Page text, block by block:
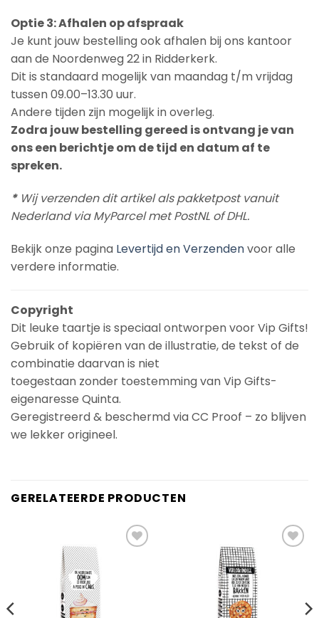
Optie 3: Afhalen op afspraak
Je kunt jouw bestelling ook afhalen bij ons kantoor
aan de Noordenweg 22 in Ridderkerk.
Dit is standaard mogelijk van maandag t/m vrijdag
tussen 09.00–13.30 uur.
Andere tijden zijn mogelijk in overleg.
Zodra jouw bestelling gereed is ontvang je van
ons een berichtje om de tijd en datum af te
spreken.
*Wij verzenden dit artikel als pakketpost vanuit
Nederland via MyParcel met PostNL of DHL.
Bekijk onze pagina Levertijd en Verzendenvoor alle
verdere informatie.
Copyright
Dit leuke taartje is speciaal ontworpen voor Vip Gifts!
Gebruik of kopiëren van de illustratie, de tekst of de
combinatie daarvan is niet
toegestaan zonder toestemming van Vip Gifts-
eigenaresse Quinta.
Geregistreerd & beschermd via CC Proof – zo blijven
we lekker origineel.
GERELATEERDE PRODUCTEN